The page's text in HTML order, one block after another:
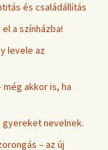
és családállítás
a színházba!
levele az
akkor is, ha
gyereket nevelnek.
– az új